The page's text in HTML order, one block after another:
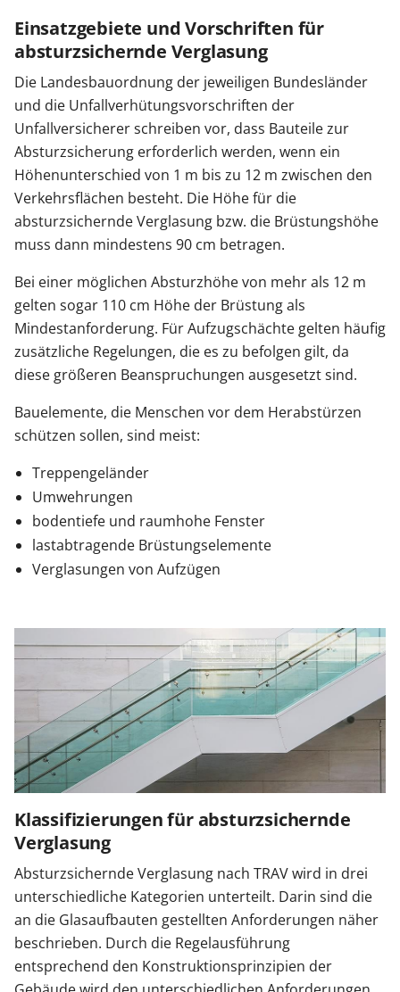
Einsatzgebiete und Vorschriften für
absturzsichernde Verglasung
Die Landesbauordnung der jeweiligen Bundesländer
und die Unfallverhütungsvorschriften der
Unfallversicherer schreiben vor, dass Bauteile zur
Absturzsicherung erforderlich werden, wenn ein
Höhenunterschied von 1 m bis zu 12 m zwischen den
Verkehrsflächen besteht. Die Höhe für die
absturzsichernde Verglasung bzw. die Brüstungshöhe
muss dann mindestens 90 cm betragen.
Bei einer möglichen Absturzhöhe von mehr als 12 m
gelten sogar 110 cm Höhe der Brüstung als
Mindestanforderung. Für Aufzugschächte gelten häufig
zusätzliche Regelungen, die es zu befolgen gilt, da
diese größeren Beanspruchungen ausgesetzt sind.
Bauelemente, die Menschen vor dem Herabstürzen
schützen sollen, sind meist:
Treppengeländer
Umwehrungen
bodentiefe und raumhohe Fenster
lastabtragende Brüstungselemente
Verglasungen von Aufzügen
Klassifizierungen für absturzsichernde
Verglasung
Absturzsichernde Verglasung nach TRAV wird in drei
unterschiedliche Kategorien unterteilt. Darin sind die
an die Glasaufbauten gestellten Anforderungen näher
beschrieben. Durch die Regelausführung
entsprechend den Konstruktionsprinzipien der